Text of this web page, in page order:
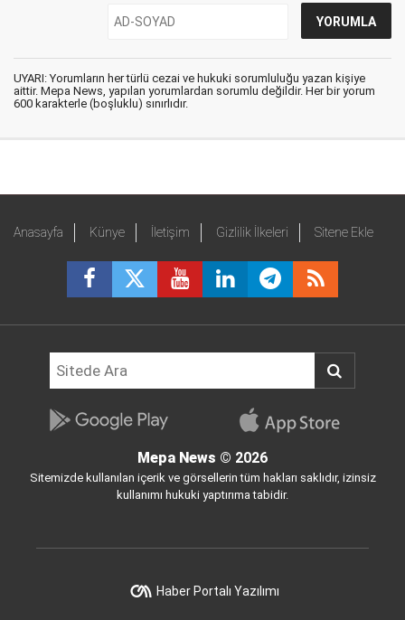
UYARI: Yorumların her türlü cezai ve hukuki sorumluluğu yazan kişiye
aittir. Mepa News, yapılan yorumlardan sorumlu değildir. Her bir yorum
600 karakterle (boşluklu) sınırlıdır.
Anasayfa Künye İletişim Gizlilik İlkeleri Sitene Ekle
Mepa News © 2026
Sitemizde kullanılan içerik ve görsellerin tüm hakları saklıdır, izinsiz
kullanımı hukuki yaptırıma tabidir.
Haber Portalı Yazılımı